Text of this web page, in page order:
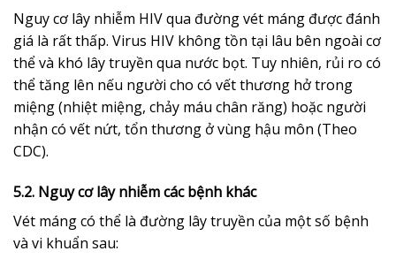
Nguy cơ lây nhiễm HIV qua đường vét máng được đánh
giá là rất thấp. Virus HIV không tồn tại lâu bên ngoài cơ
thể và khó lây truyền qua nước bọt. Tuy nhiên, rủi ro có
thể tăng lên nếu người cho có vết thương hở trong
miệng (nhiệt miệng, chảy máu chân răng) hoặc người
nhận có vết nứt, tổn thương ở vùng hậu môn (Theo
CDC).
5.2. Nguy cơ lây nhiễm các bệnh khác
Vét máng có thể là đường lây truyền của một số bệnh
và vi khuẩn sau: